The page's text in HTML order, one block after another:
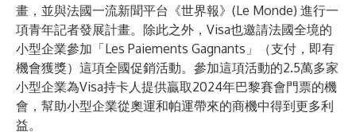
畫，並與法國一流新聞平台《世界報》(Le Monde) 進行一
項青年記者發展計畫。除此之外，Visa也邀請法國全境的
小型企業參加「Les Paiements Gagnants」（支付，即有
機會獲獎）這項全國促銷活動。參加這項活動的2.5萬多家
小型企業為Visa持卡人提供贏取​​2024年巴黎賽會門票的機
會，幫助小型企業從奧運和帕運帶來的商機中得到更多利
益。